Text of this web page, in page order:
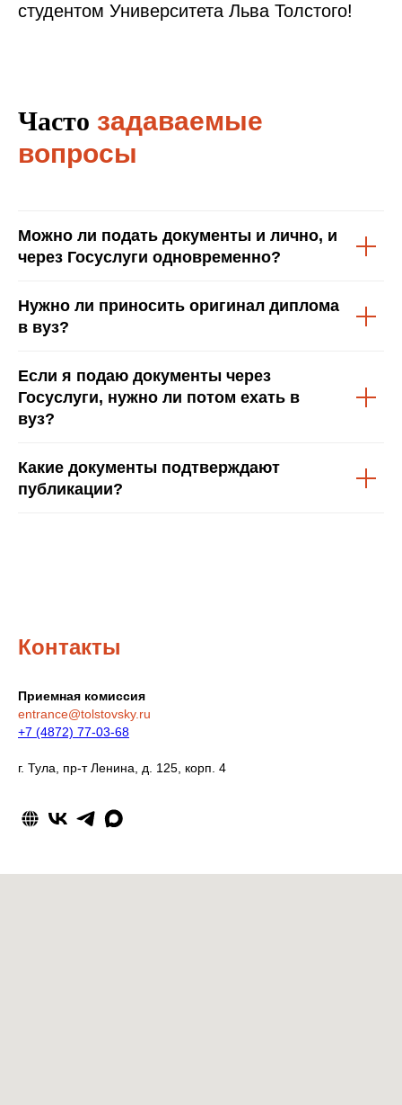
студентом Университета Льва Толстого!
Часто задаваемые
вопросы
Можно ли подать документы и лично, и
через Госуслуги одновременно?
Нужно ли приносить оригинал диплома
в вуз?
Если я подаю документы через
Госуслуги, нужно ли потом ехать в
вуз?
Какие документы подтверждают
публикации?
Контакты
Приемная комиссия
entrance@tolstovsky.ru
+7 (4872) 77-03-68
г. Тула, пр-т Ленина, д. 125, корп. 4